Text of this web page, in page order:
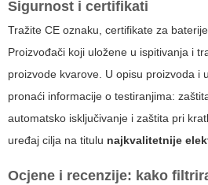
Sigurnost i certifikati
Tražite CE oznaku, certifikate za
Proizvođači koji uložene u ispitivanja i
proizvode kvarove. U opisu proizvoda i
pronaći informacije o testiranjima:
automatsko isključivanje i zaštita pri
uređaj cilja na titulu najkvalitetnije
Ocjene i recenzije: kako